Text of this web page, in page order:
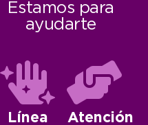
Estamos para
ayudarte
Línea
Atención